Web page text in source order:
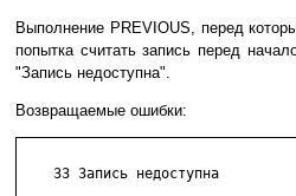
Выполнение PREVIOUS, перед
попытка считать запись перед
"Запись недоступна".
Возвращаемые ошибки:
    33 Запись недоступна